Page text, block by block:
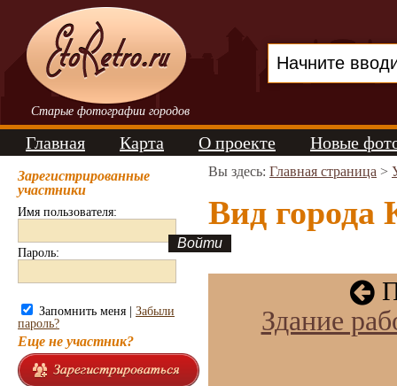
Старые фотографии городов
Главная Карта О проекте Новые
Зарегистрированные
участники
Имя пользователя:
Пароль:
Запомнить меня | Забыли
пароль?
Еще не участник?
Вы здесь: Главная страница >
Вид города
Здание